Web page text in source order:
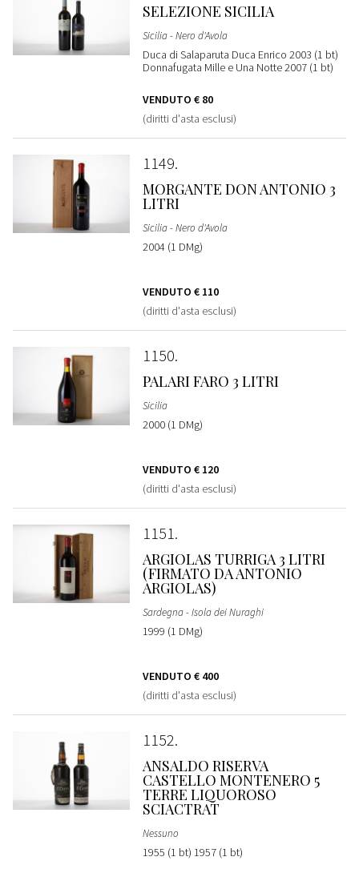
SELEZIONE SICILIA
Sicilia - Nero d'Avola
Duca di Salaparuta Duca Enrico 2003 (1 bt)
Donnafugata Mille e Una Notte 2007 (1 bt)
VENDUTO € 80
(diritti d'asta esclusi)
1149
MORGANTE DON ANTONIO 3
LITRI
Sicilia - Nero d'Avola
2004 (1 DMg)
VENDUTO € 110
(diritti d'asta esclusi)
1150
PALARI FARO 3 LITRI
Sicilia
2000 (1 DMg)
VENDUTO € 120
(diritti d'asta esclusi)
1151
ARGIOLAS TURRIGA 3 LITRI
(FIRMATO DA ANTONIO
ARGIOLAS)
Sardegna - Isola dei Nuraghi
1999 (1 DMg)
VENDUTO € 400
(diritti d'asta esclusi)
1152
ANSALDO RISERVA
CASTELLO MONTENERO 5
TERRE LIQUOROSO
SCIACTRAT
Nessuno
1955 (1 bt) 1957 (1 bt)